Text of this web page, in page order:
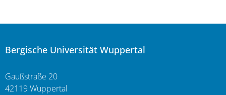
Bergische Universität Wuppertal
Gaußstraße 20
42119 Wuppertal